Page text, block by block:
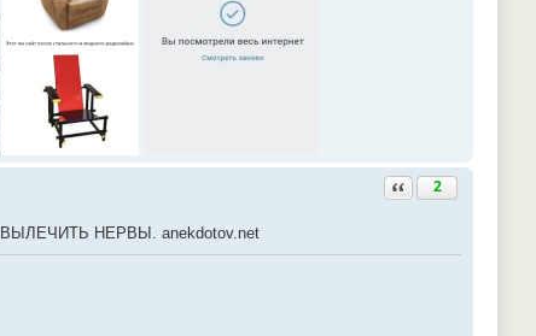
Ответить с цитатой
2
НЕРВЫ. anekdotov.net